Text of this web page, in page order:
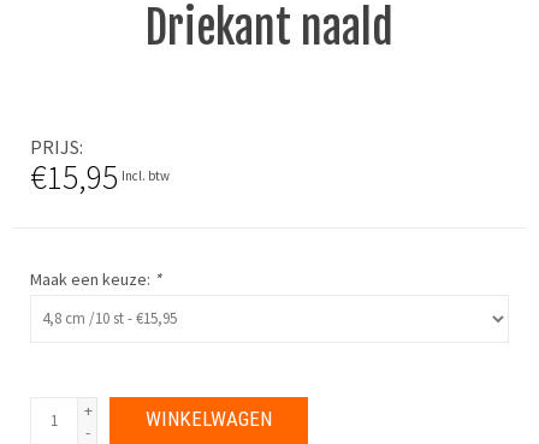
Driekant naald
PRIJS
€15,95 Incl. btw
Maak een keuze: *
+
-
WINKELWAGEN